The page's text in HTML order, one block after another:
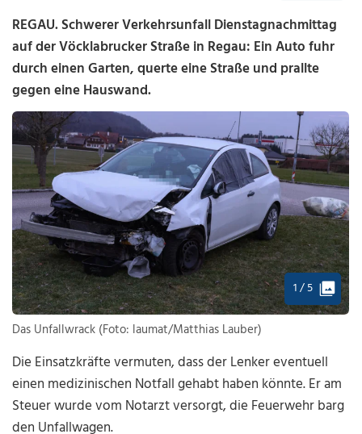
REGAU. Schwerer Verkehrsunfall Dienstagnachmittag
auf der Vöcklabrucker Straße in Regau: Ein Auto fuhr
durch einen Garten, querte eine Straße und prallte
gegen eine Hauswand.
1 / 5
Das Unfallwrack (Foto: laumat/Matthias Lauber)
Die Einsatzkräfte vermuten, dass der Lenker eventuell
einen medizinischen Notfall gehabt haben könnte. Er am
Steuer wurde vom Notarzt versorgt, die Feuerwehr barg
den Unfallwagen.